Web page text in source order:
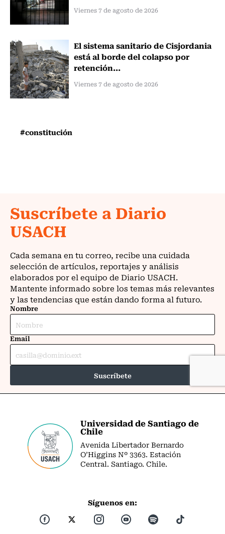
Viernes 7 de agosto de 2026
El sistema sanitario de Cisjordania
está al borde del colapso por
retención...
Viernes 7 de agosto de 2026
#constitución
Universidad de Santiago de
Chile
Avenida Libertador Bernardo
O’Higgins Nº 3363. Estación
Central. Santiago. Chile.
Síguenos en: